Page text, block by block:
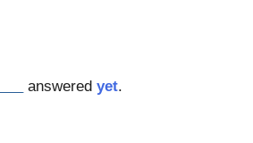
answered yet.